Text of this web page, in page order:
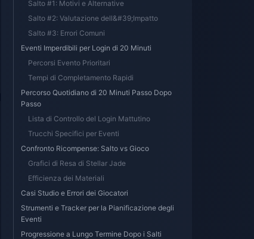
Salto #1: Motivi e Alternative
Salto #2: Valutazione dell&#39;Impatto
Salto #3: Errori Comuni
Eventi Imperdibili per Login di 20 Minuti
Percorsi Evento Prioritari
Tempi di Completamento Rapidi
Percorso Quotidiano di 20 Minuti Passo Dopo
Passo
Lista di Controllo del Login Mattutino
Trucchi Specifici per Eventi
Confronto Ricompense: Salto vs Gioco
Grafici di Resa di Stellar Jade
Efficienza dei Materiali
Casi Studio e Errori dei Giocatori
Strumenti e Tracker per la Pianificazione degli
Eventi
Progressione a Lungo Termine Dopo i Salti